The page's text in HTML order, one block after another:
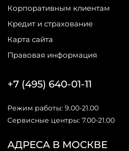
Корпоративным клиентам
Кредит и страхование
Карта сайта
Правовая информация
АДРЕСА В МОСКВЕ
+7 (495) 640-01-11
Режим работы: 9.00-21.00
Сервисные центры: 7.00-21.00